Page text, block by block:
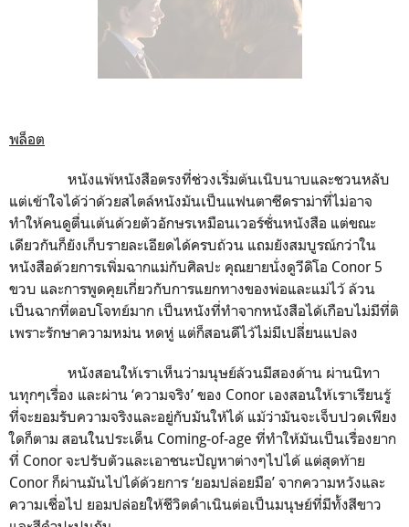
พล็อต
หนังแพ้หนังสือตรงที่ช่วงเริ่มต้นเนิบนาบและชวนหลับ
แต่เข้าใจได้ว่าด้วยสไตล์หนังมันเป็นแฟนตาซีดราม่าที่ไม่อาจ
ทำให้คนดูตื่นเต้นด้วยตัวอักษรเหมือนเวอร์ชั่นหนังสือ แต่ขณะ
เดียวกันก็ยังเก็บรายละเอียดได้ครบถ้วน แถมยังสมบูรณ์กว่าใน
หนังสือด้วยการเพิ่มฉากแม่กับศิลปะ คุณยายนั่งดูวีดิโอ Conor 5
ขวบ และการพูดคุยเกี่ยวกับการแยกทางของพ่อและแม่ไว้ ล้วน
เป็นฉากที่ตอบโจทย์มาก เป็นหนังที่ทำจากหนังสือได้เกือบไม่มีที่ติ
เพราะรักษาความหม่น หดหู่ แต่ก็สอนดีไว้ไม่มีเปลี่ยนแปลง
หนังสอนให้เราเห็นว่ามนุษย์ล้วนมีสองด้าน ผ่านนิทา
นทุกๆเรื่อง และผ่าน ‘ความจริง’ ของ Conor เองสอนให้เราเรียนรู้
ที่จะยอมรับความจริงและอยู่กับมันให้ได้ แม้ว่ามันจะเจ็บปวดเพียง
ใดก็ตาม สอนในประเด็น Coming-of-age ที่ทำให้มันเป็นเรื่องยาก
ที่ Conor จะปรับตัวและเอาชนะปัญหาต่างๆไปได้ แต่สุดท้าย
Conor ก็ผ่านมันไปได้ด้วยการ ‘ยอมปล่อยมือ’ จากความหวังและ
ความเชื่อไป ยอมปล่อยให้ชีวิตดำเนินต่อเป็นมนุษย์ที่มีทั้งสีขาว